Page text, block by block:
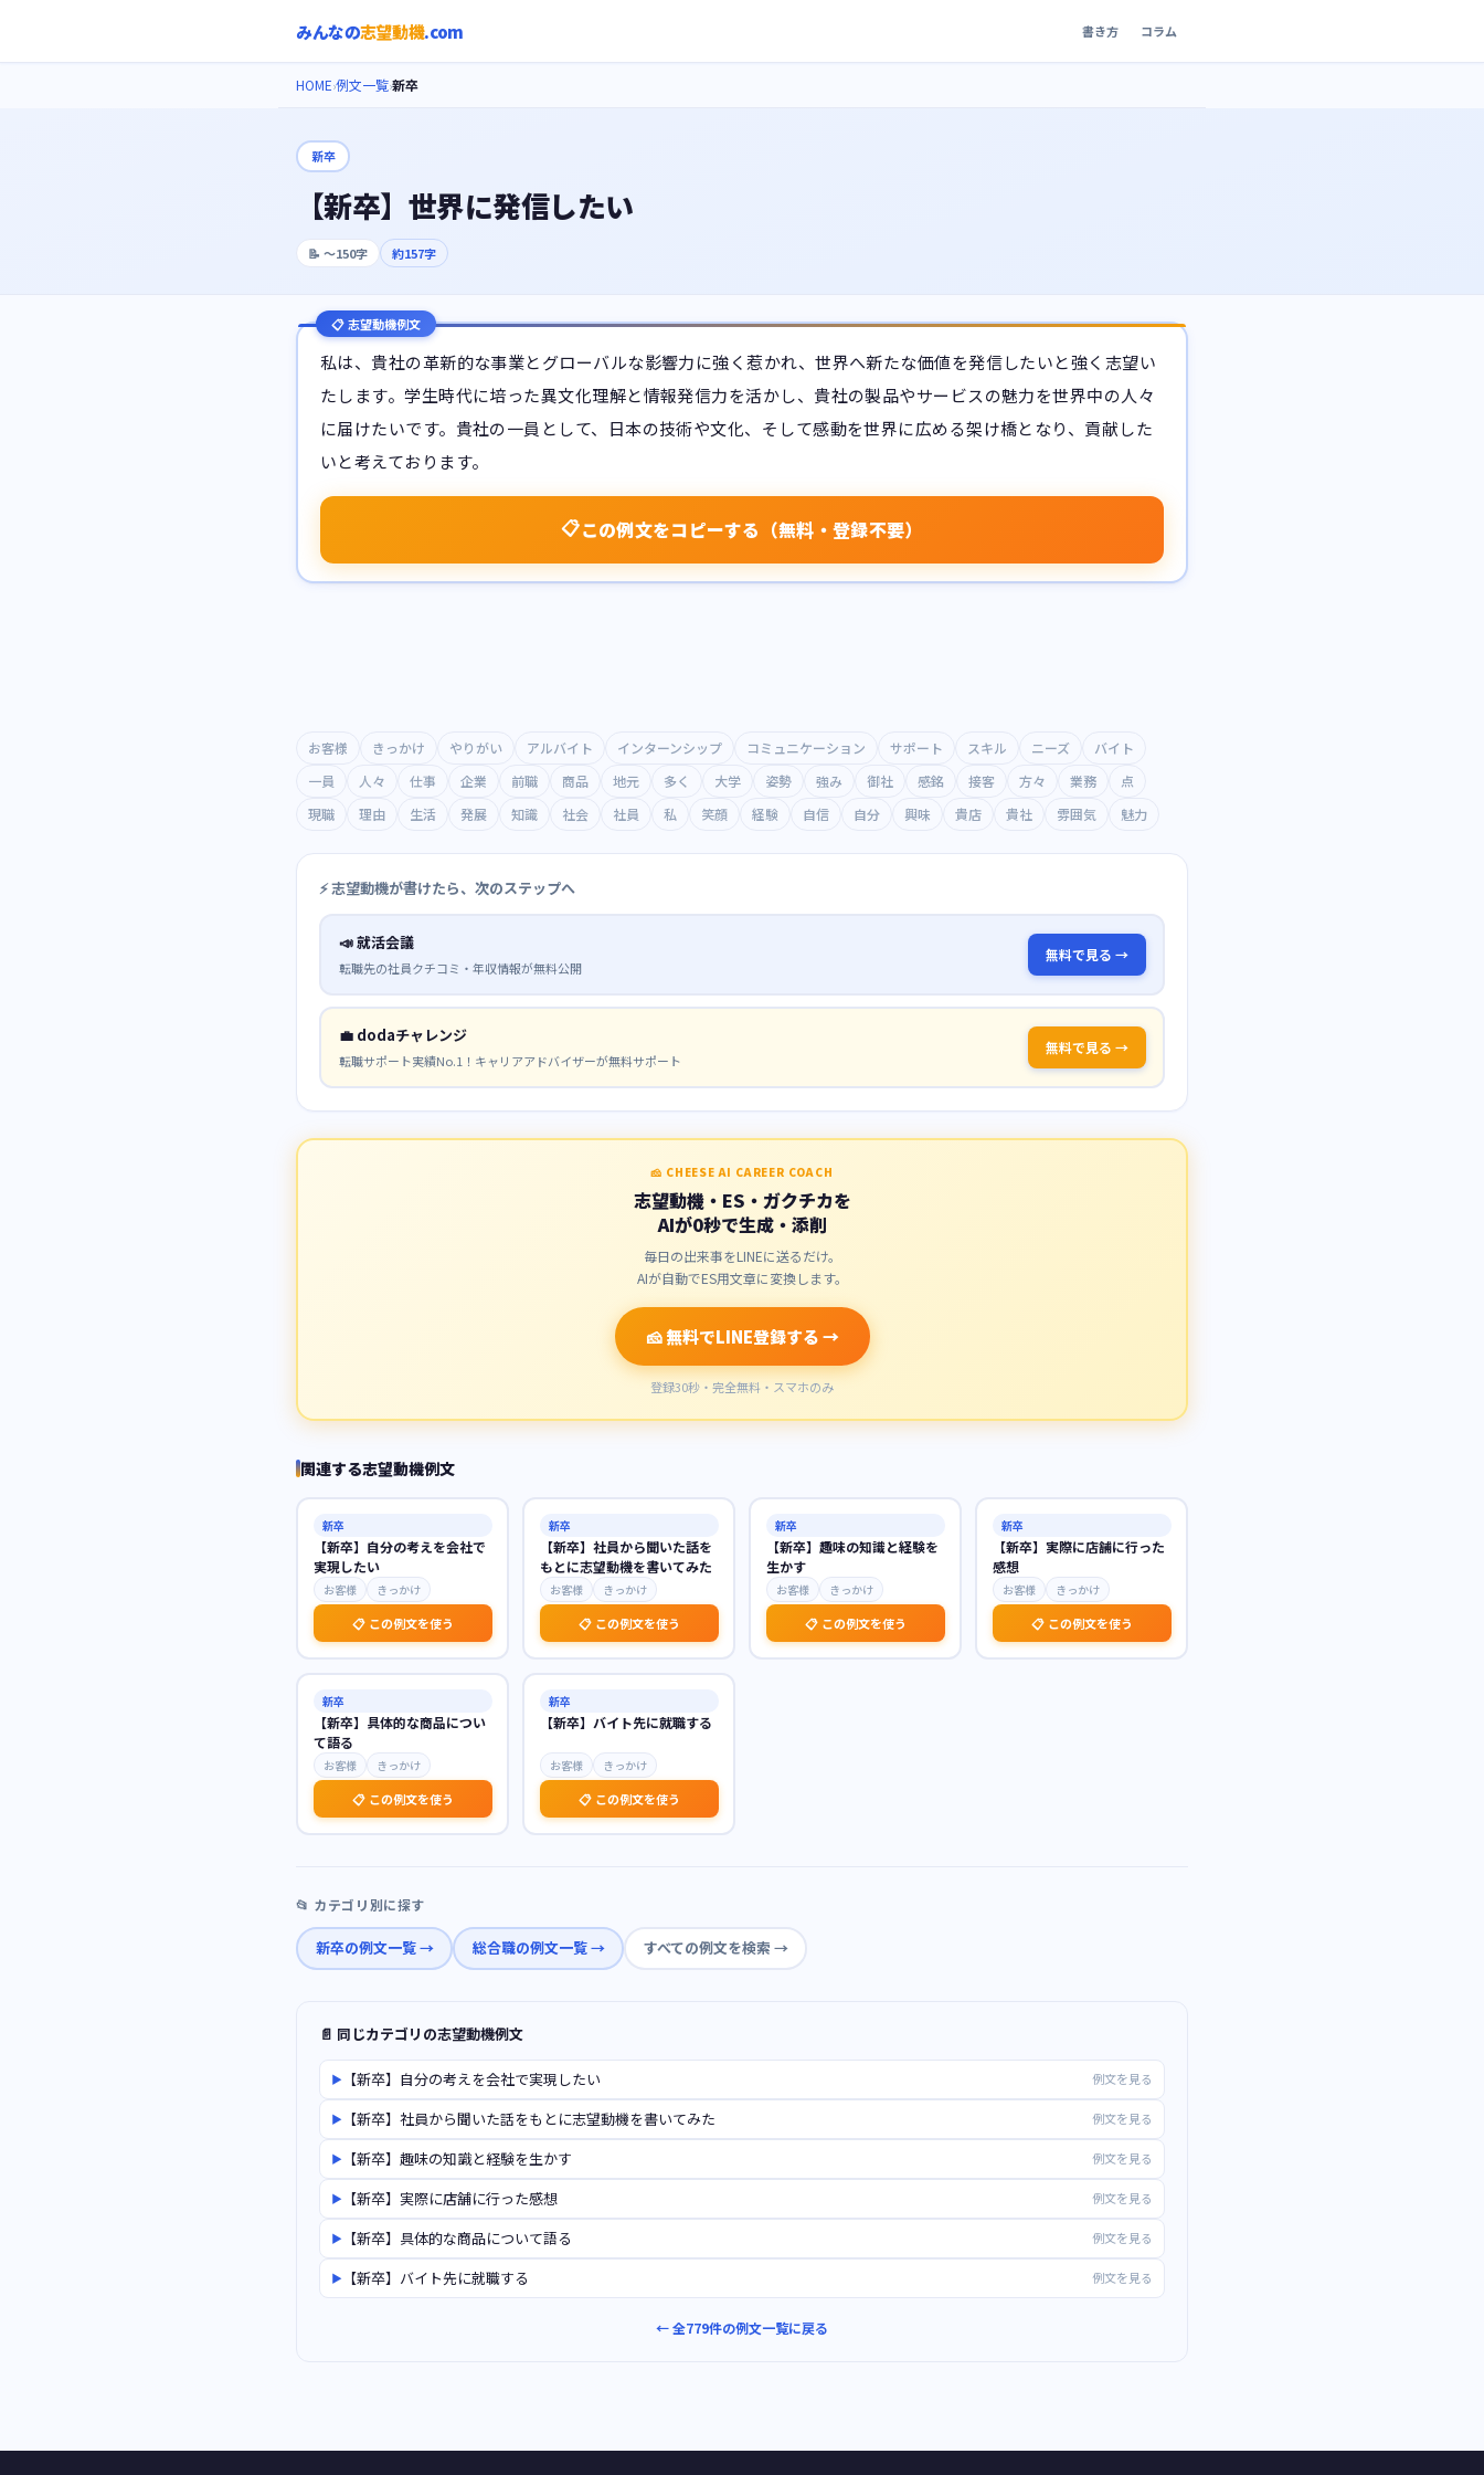
みんなの志望動機.com 書き方 コラム
HOME›例文一覧›新卒
新卒
【新卒】世界に発信したい
📝 〜150字 約157字
📋 志望動機例文
私は、貴社の革新的な事業とグローバルな影響力に強く惹かれ、世界へ新たな価値を発信したいと強く志望い
たします。学生時代に培った異文化理解と情報発信力を活かし、貴社の製品やサービスの魅力を世界中の人々
に届けたいです。貴社の一員として、日本の技術や文化、そして感動を世界に広める架け橋となり、貢献した
いと考えております。
📋この例文をコピーする（無料・登録不要）
お客様 きっかけ やりがい アルバイト インターンシップ コミュニケーション サポート スキル ニーズ
バイト
一員
人々 仕事 企業 前職 商品 地元 多く 大学 姿勢 強み 御社 感銘 接客 方々 業務
点
現職
理由 生活 発展 知識 社会 社員 私 笑顔 経験 自信 自分 興味 貴店 貴社 雰囲気 魅力
⚡ 志望動機が書けたら、次のステップへ
📣就活会議
転職先の社員クチコミ・年収情報が無料公開
無料で見る →
💼 dodaチャレンジ
転職サポート実績No.1！キャリアアドバイザーが無料サポート
無料で見る →
🧀 CHEESE AI CAREER COACH
志望動機・ES・ガクチカを
AIが0秒で生成・添削
毎日の出来事をLINEに送るだけ。
AIが自動でES用文章に変換します。
🧀 無料でLINE登録する →
登録30秒・完全無料・スマホのみ
関連する志望動機例文
新卒
【新卒】自分の考えを会社で
実現したい
お客様 きっかけ
📋 この例文を使う
新卒
【新卒】社員から聞いた話を
もとに志望動機を書いてみた
お客様 きっかけ
📋 この例文を使う
新卒
【新卒】趣味の知識と経験を
生かす
お客様 きっかけ
📋 この例文を使う
新卒
【新卒】実際に店舗に行った
感想
お客様 きっかけ
📋 この例文を使う
新卒
【新卒】具体的な商品につい
て語る
お客様 きっかけ
📋 この例文を使う
新卒
【新卒】バイト先に就職する
お客様 きっかけ
📋 この例文を使う
📂 カテゴリ別に探す
新卒の例文一覧 → 総合職の例文一覧 → すべての例文を検索 →
📄 同じカテゴリの志望動機例文
▶ 【新卒】自分の考えを会社で実現したい 例文を見る
▶ 【新卒】社員から聞いた話をもとに志望動機を書いてみた 例文を見る
▶ 【新卒】趣味の知識と経験を生かす 例文を見る
▶ 【新卒】実際に店舗に行った感想 例文を見る
▶ 【新卒】具体的な商品について語る 例文を見る
▶ 【新卒】バイト先に就職する 例文を見る
← 全779件の例文一覧に戻る